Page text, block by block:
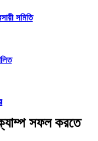
সমিতি
ক্যাম্প সফল করতে